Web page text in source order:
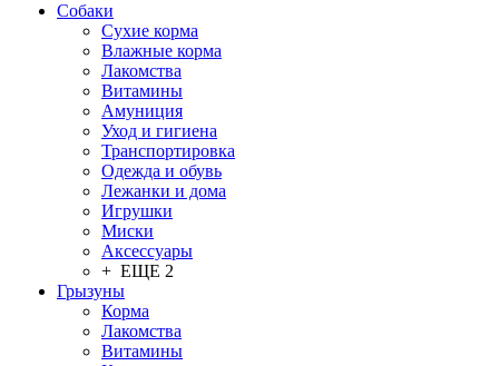
Собаки
Сухие корма
Влажные корма
Лакомства
Витамины
Амуниция
Уход и гигиена
Транспортировка
Одежда и обувь
Лежанки и дома
Игрушки
Миски
Аксессуары
+ ЕЩЕ 2
Грызуны
Корма
Лакомства
Витамины